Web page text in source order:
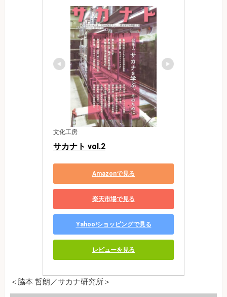
文化工房
サカナト vol.2
Amazonで見る
楽天市場で見る
Yahoo!ショッピングで見る
レビューを見る
＜脇本 哲朗／サカナ研究所＞